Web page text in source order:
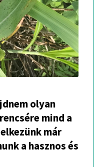
olyan
mind a
már
a hasznos és